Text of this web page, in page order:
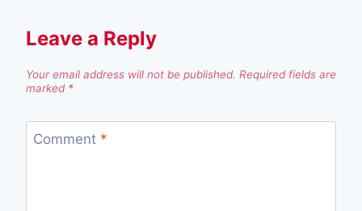
Leave a Reply
Your email address will not be published. Required fields are
marked *
Comment *